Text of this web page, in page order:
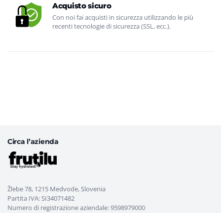
Acquisto sicuro
Con noi fai acquisti in sicurezza utilizzando le più
recenti tecnologie di sicurezza (SSL, ecc.).
Circa l’azienda
Žlebe 78, 1215 Medvode, Slovenia
Partita IVA: SI34071482
Numero di registrazione aziendale: 9598979000